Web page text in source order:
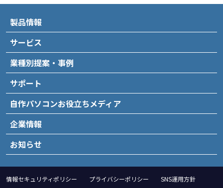
製品情報
サービス
業種別提案・事例
サポート
自作パソコンお役立ちメディア
企業情報
お知らせ
情報セキュリティポリシー プライバシーポリシー SNS運用方針